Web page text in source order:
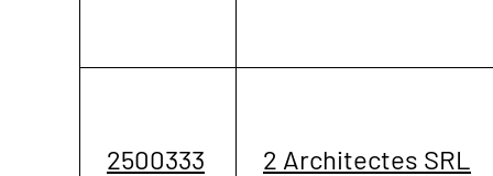
2500333 2 Architectes SRL